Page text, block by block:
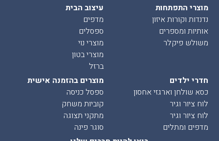
מוצרי התפתחות
נדנדות וקורות איזון
אותיות ומספרים
משולש פיקלר
עיצוב הבית
מדפים
ספסלים
מוצרי נוי
מוצרי בטון
ברזל
חדרי ילדים
כסא שולחן וארגזי אחסון
לוח ציור וגיר
לוח ציור וגיר
מדפים ומתלים
מוצרים בהזמנה אישית
ספסל כניסה
קוביות משחק
מתקני תצוגה
סוגר פינה